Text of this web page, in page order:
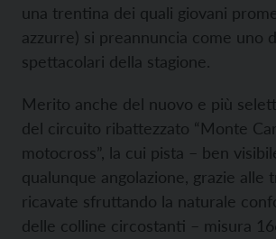
una trentina dei quali giovani
azzurre) si preannuncia come uno
spettacolari della stagione.
Merito anche del nuovo e più
del circuito ribattezzato “Monte
motocross”, la cui pista – ben
qualunque angolazione, grazie alle
ricavate sfruttando la naturale
delle colline circostanti – misura